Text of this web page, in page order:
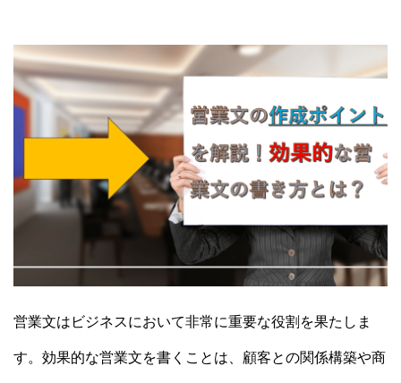
営業文はビジネスにおいて非常に重要な役割を果たしま
す。効果的な営業文を書くことは、顧客との関係構築や商